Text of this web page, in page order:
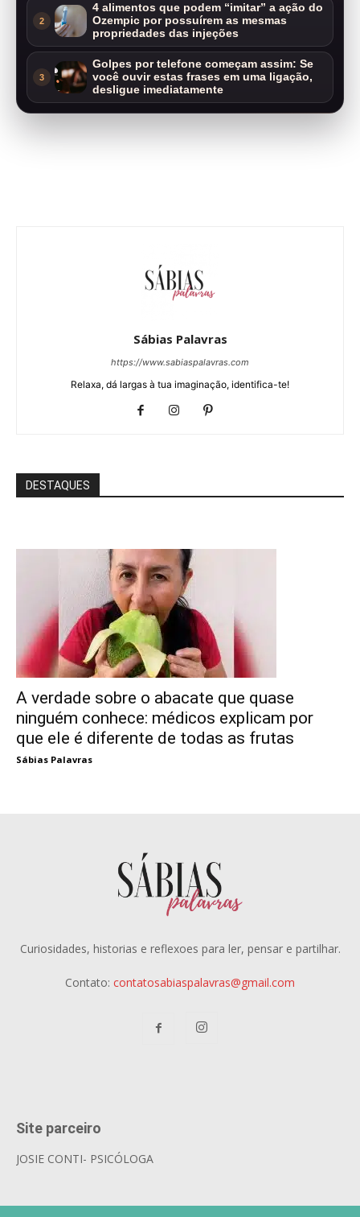
2
4 alimentos que podem “imitar” a ação do
Ozempic por possuírem as mesmas
propriedades das injeções
3
Golpes por telefone começam assim: Se
você ouvir estas frases em uma ligação,
desligue imediatamente
Sábias Palavras
https://www.sabiaspalavras.com
Relaxa, dá largas à tua imaginação, identifica-te!
DESTAQUES
A verdade sobre o abacate que quase
ninguém conhece: médicos explicam por
que ele é diferente de todas as frutas
Sábias Palavras
Curiosidades, historias e reflexoes para ler, pensar e partilhar.
Contato: contatosabiaspalavras@gmail.com
Site parceiro
JOSIE CONTI- PSICÓLOGA